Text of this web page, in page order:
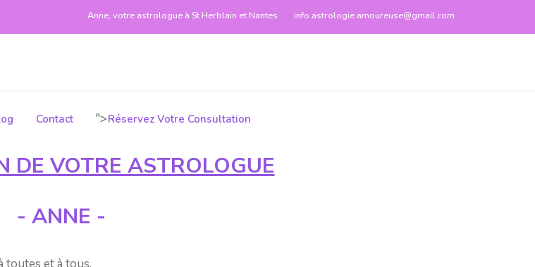
Anne, votre astrologue à St Herblain et Nantes info.astrologie.amoureuse@gmail.com
Contact ">Réservez Votre Consultation
DE VOTRE ASTROLOGUE
- ANNE -